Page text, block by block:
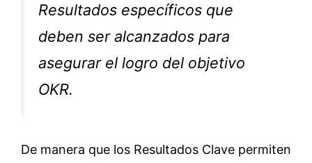
Resultados específicos que
deben ser alcanzados para
asegurar el logro del objetivo
OKR.
De manera que los Resultados Clave permiten